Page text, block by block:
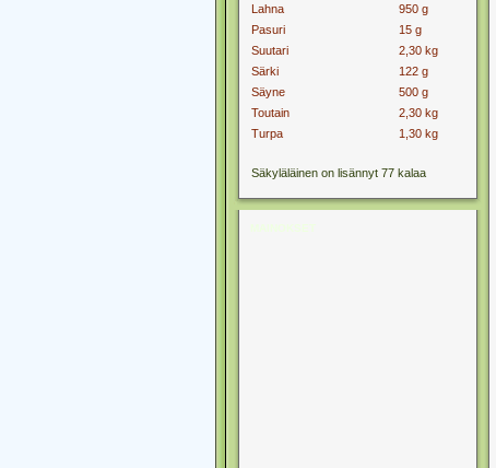
Lahna
950 g
Pasuri
15 g
Suutari
2,30 kg
Särki
122 g
Säyne
500 g
Toutain
2,30 kg
Turpa
1,30 kg
Säkyläläinen on lisännyt 77 kalaa